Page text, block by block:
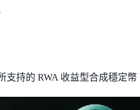
支持的 RWA 收益型合成穩定幣